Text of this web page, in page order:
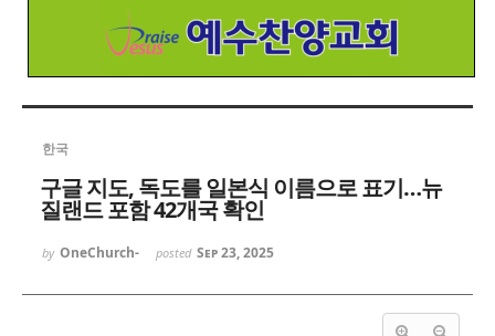
한국
구글 지도, 독도를 일본식 이름으로 표기…뉴
질랜드 포함 42개국 확인
by OneChurch- posted Sep 23, 2025